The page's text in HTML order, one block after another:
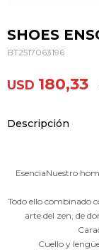
SHOES
BT2517063196
USD 180,33
Descripción
EsenciaNuestro
Todo ello combinado
arte del zen, de
Cuello y